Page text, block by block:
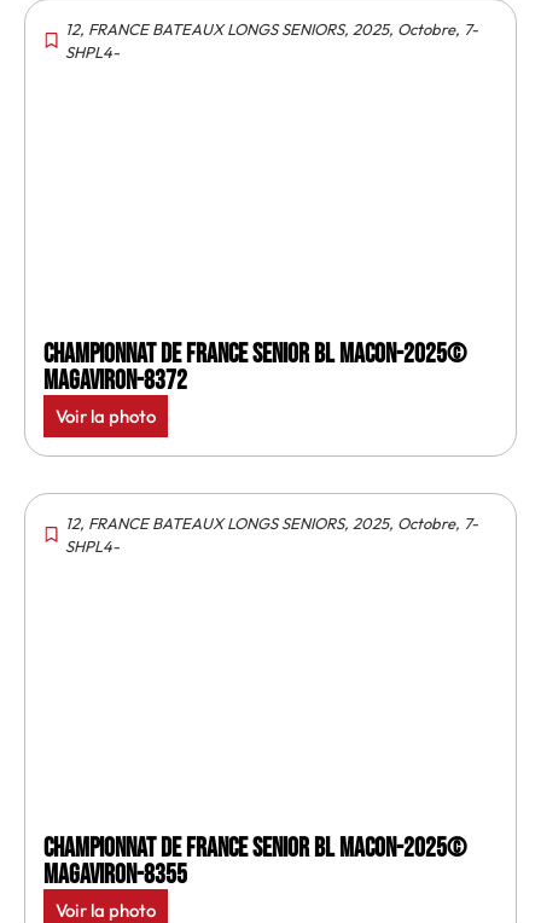
12, FRANCE BATEAUX LONGS SENIORS, 2025, Octobre, 7-
SHPL4-
Championnat de France senior BL Macon-2025©
MagAviron-8372
Voir la photo
12, FRANCE BATEAUX LONGS SENIORS, 2025, Octobre, 7-
SHPL4-
Championnat de France senior BL Macon-2025©
MagAviron-8355
Voir la photo